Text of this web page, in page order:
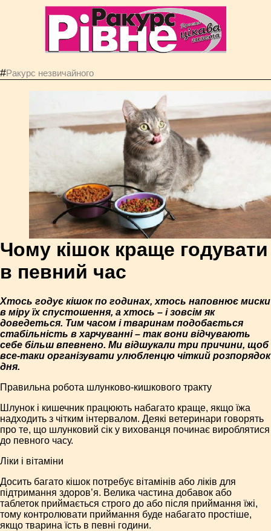
#Ракурс незвичайного
Чому кішок краще годувати
в певний час
Хтось годує кішок по годинах, хтось наповнює миски
в міру їх спустошення, а хтось – і зовсім як
доведеться. Тим часом і тваринам подобається
стабільність в харчуванні – так вони відчувають
себе більш впевнено. Ми відшукали три причини, щоб
все-таки організувати улюбленцю чіткий розпорядок
дня.
Правильна робота шлунково-кишкового тракту
Шлунок і кишечник працюють набагато краще, якщо їжа
надходить з чітким інтервалом. Деякі ветеринари говорять
про те, що шлунковий сік у вихованця починає вироблятися
до певного часу.
Ліки і вітаміни
Досить багато кішок потребує вітамінів або ліків для
підтримання здоров’я. Велика частина добавок або
таблеток приймається строго до або після приймання їжі,
тому контролювати приймання буде набагато простіше,
якщо тварина їсть в певні години.